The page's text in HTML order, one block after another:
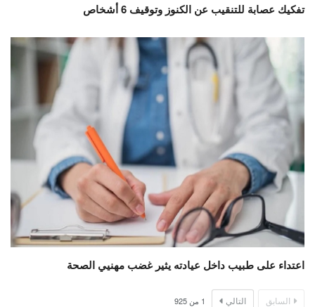
تفكيك عصابة للتنقيب عن الكنوز وتوقيف 6 أشخاص
اعتداء على طبيب داخل عيادته يثير غضب مهنيي الصحة
السابق التالي 1 من 925